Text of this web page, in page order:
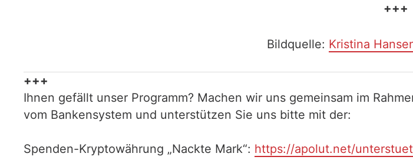
+++
Bildquelle: Kristina
+++
Ihnen gefällt unser Programm? Machen wir uns gemeinsam im
vom Bankensystem und unterstützen Sie uns bitte mit der:
Spenden-Kryptowährung „Nackte Mark“: https://apolut.net/